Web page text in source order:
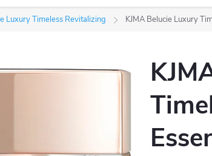
Luxury Timeless Revitalizing KJMA Belucie Luxury